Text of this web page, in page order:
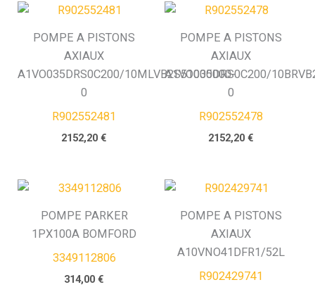
POMPE A PISTONS
AXIAUX
A1VO035DRS0C200/10MLVB2S51000000-
0
R902552481
2152,20€
POMPE A PISTONS
AXIAUX
A1VO035DRS0C200/
0
R902552478
2152,20 €
POMPE PARKER
1PX100A BOMFORD
3349112806
314,00€
POMPE A PISTONS
AXIAUX
A10VNO41DFR1/52L
R902429741